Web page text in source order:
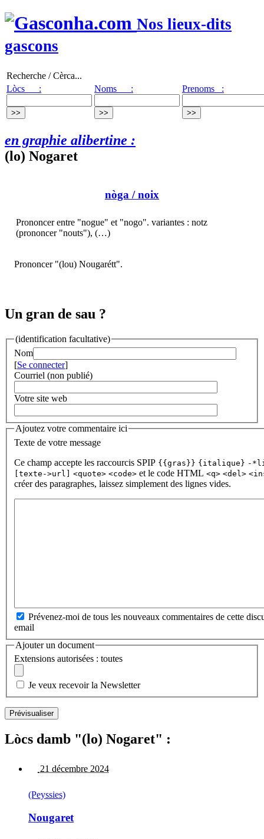
Nos lieux-dits
gascons
Recherche / Cèrca...
Lòcs :
Noms : Prenoms :
en graphie alibertine :
(lo) Nogaret
nòga / noix
Prononcer entre "nogue" et "nogo". variantes : notz
(prononcer "nouts"), (…)
Prononcer "(lou) Nougarétt".
Un gran de sau ?
(identification facultative)
Nom
[Se connecter]
Courriel (non publié)
Votre site web
Ajoutez votre commentaire ici
Texte de votre message
Ce champ accepte les raccourcis SPIP {{gras}} {italique} -
[texte->url] <quote> <code> et le code HTML <q> <del>
créer des paragraphes, laissez simplement des lignes vides.
Prévenez-moi de tous les nouveaux commentaires de cette
email
Ajouter un document
Extensions autorisées : toutes
Je veux recevoir la Newsletter
Lòcs damb "(lo) Nogaret" :
21 décembre 2024
(Peyssies)
Nougaret